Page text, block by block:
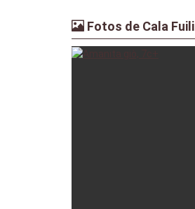
Fotos de Cala Fuili